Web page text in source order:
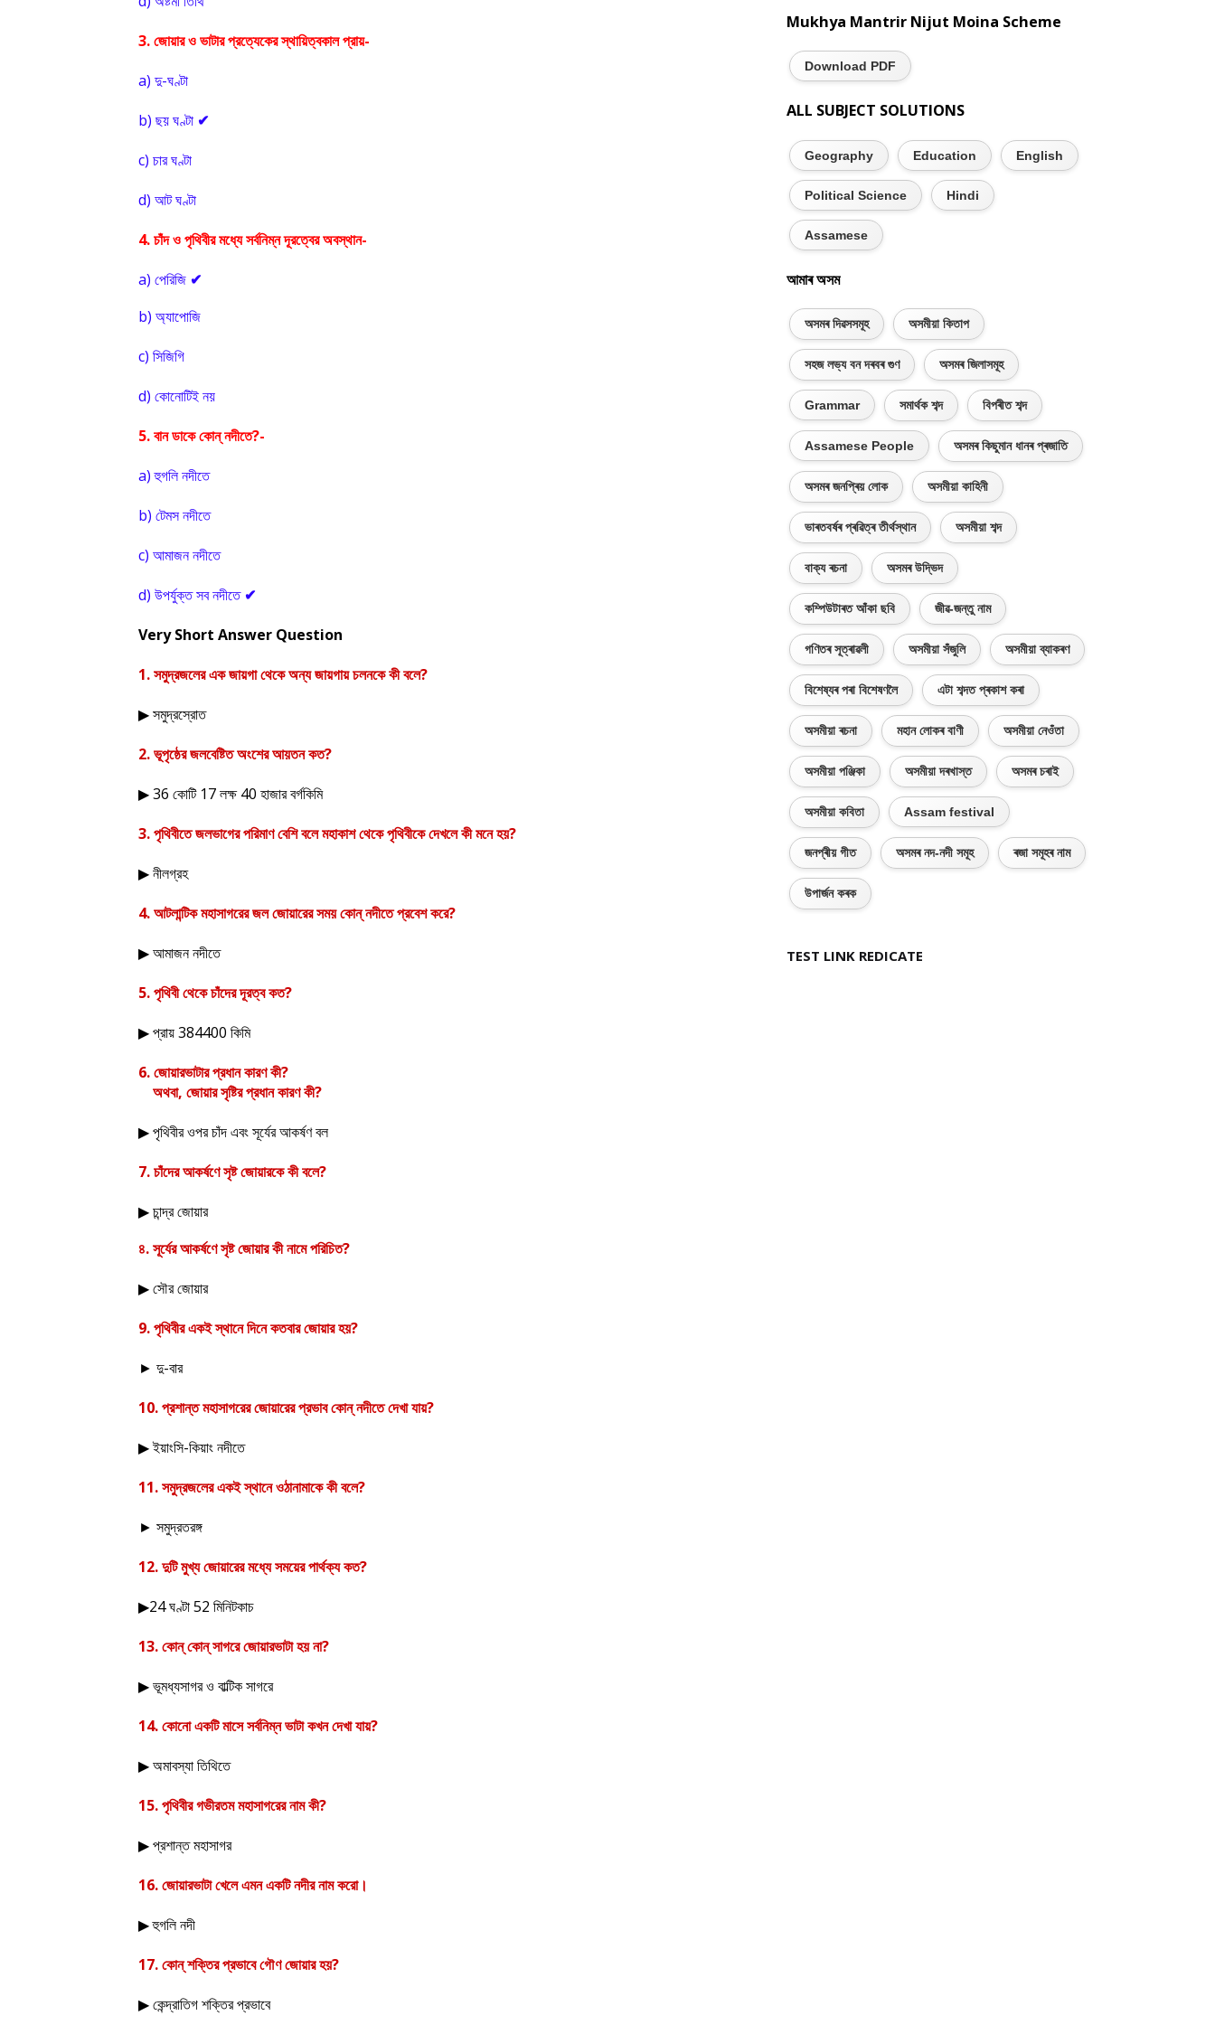
3.জোয়ার ও ভাটার প্রত্যেকের স্থায়িত্বকাল প্রায়-
a) দু-ঘণ্টা
b) ছয় ঘণ্টা ✔
c) চার ঘণ্টা
d) আট ঘণ্টা
4.চাঁদ ও পৃথিবীর মধ্যে সর্বনিম্ন দূরত্বের অবস্থান-
a) পেরিজি ✔
b) অ্যাপোজি
c) সিজিগি
d) কোনোটিই নয়
5.বান ডাকে কোন্ নদীতে?-
a)হুগলি নদীতে
b) টেমস নদীতে
c) আমাজন নদীতে
d) উপর্যুক্ত সব নদীতে ✔
Very Short Answer Question
1.সমুদ্রজলের এক জায়গা থেকে অন্য জায়গায় চলনকে কী বলে?
▶ সমুদ্রস্রোত
2.ভূপৃষ্ঠের জলবেষ্টিত অংশের আয়তন কত?
▶ 36 কোটি17লক্ষ40 হাজার বর্গকিমি
3.পৃথিবীতে জলভাগের পরিমাণ বেশি বলে মহাকাশ থেকে পৃথিবীকে দেখলে কী মনে হয়?
▶ নীলগ্রহ
4.আটলান্টিক মহাসাগরের জল জোয়ারের সময় কোন্ নদীতে প্রবেশ করে?
▶ আমাজন নদীতে
5.পৃথিবী থেকে চাঁদের দূরত্ব কত?
▶ প্রায়384400 কিমি
6.জোয়ারভাটার প্রধান কারণ কী?
অথবা, জোয়ার সৃষ্টির প্রধান কারণ কী?
▶ পৃথিবীর ওপর চাঁদ এবং সূর্যের আকর্ষণ বল
7.চাঁদের আকর্ষণে সৃষ্ট জোয়ারকে কী বলে?
▶ চান্দ্র জোয়ার
৪. সূর্যের আকর্ষণে সৃষ্ট জোয়ার কী নামে পরিচিত?
▶ সৌর জোয়ার
9.পৃথিবীর একই স্থানে দিনে কতবার জোয়ার হয়?
► দু-বার
10.প্রশান্ত মহাসাগরের জোয়ারের প্রভাব কোন্ নদীতে দেখা যায়?
▶ ইয়াংসি-কিয়াং নদীতে
11.সমুদ্রজলের একই স্থানে ওঠানামাকে কী বলে?
► সমুদ্রতরঙ্গ
12.দুটি মুখ্য জোয়ারের মধ্যে সময়ের পার্থক্য কত?
▶24ঘণ্টা52 মিনিটকাচ
13.কোন্ কোন্ সাগরে জোয়ারভাটা হয় না?
▶ ভূমধ্যসাগর ও বাল্টিক সাগরে
14.কোনো একটি মাসে সর্বনিম্ন ভাটা কখন দেখা যায়?
▶ অমাবস্যা তিথিতে
15.পৃথিবীর গভীরতম মহাসাগরের নাম কী?
▶ প্রশান্ত মহাসাগর
16.জোয়ারভাটা খেলে এমন একটি নদীর নাম করো।
▶ হুগলি নদী
17.কোন্ শক্তির প্রভাবে গৌণ জোয়ার হয়?
▶ কেন্দ্রাতিগ শক্তির প্রভাবে
Mukhya Mantrir Nijut Moina Scheme
Download PDF
ALL SUBJECT SOLUTIONS
Geography Education English
Political Science Hindi
Assamese
আমাৰ অসম
অসমৰ দিৱসসমূহ অসমীয়া কিতাপ
সহজ লভ্য বন দৰবৰ গুণ অসমৰ জিলাসমূহ
Grammar সমাৰ্থক শব্দ বিপৰীত শব্দ
Assamese People অসমৰ কিছুমান ধানৰ প্ৰজাতি
অসমৰ জনপ্ৰিয় লোক অসমীয়া কাহিনী
ভাৰতবৰ্ষৰ প্ৰৱিত্ৰ তীৰ্থস্থান অসমীয়া শব্দ
বাক্য ৰচনা অসমৰ উদ্ভিদ
কম্পিউটাৰত আঁকা ছবি জীৱ-জন্তু নাম
গণিতৰ সূত্ৰাৱলী অসমীয়া সঁজুলি অসমীয়া ব্যাকৰণ
বিশেষ্যৰ পৰা বিশেষণলৈ এটা শব্দত প্ৰকাশ কৰা
অসমীয়া ৰচনা মহান লোকৰ বাণী অসমীয়া নেওঁতা
অসমীয়া পঞ্জিকা অসমীয়া দৰখাস্ত অসমৰ চৰাই
অসমীয়া কবিতা Assam festival
জনপ্ৰীয় গীত অসমৰ নদ-নদী সমূহ ৰজা সমূহৰ নাম
উপাৰ্জন কৰক
TEST LINK REDICATE